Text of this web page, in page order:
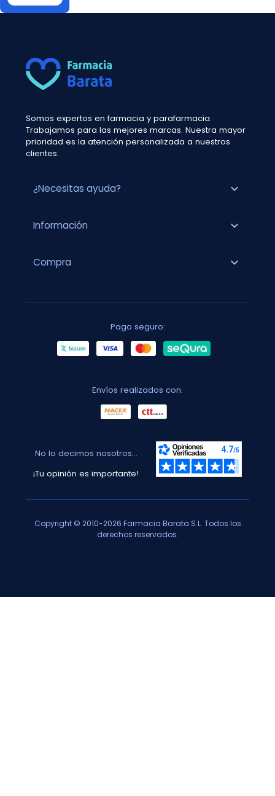
Somos expertos en farmacia y parafarmacia.
Trabajamos para las mejores marcas. Nuestra mayor
prioridad es la atención personalizada a nuestros
clientes.
¿Necesitas ayuda? expand_more
Información expand_more
Compra expand_more
Pago seguro:
Envíos realizados con:
No lo decimos nosotros...
¡Tu opinión es importante!
Copyright © 2010-2026 Farmacia Barata S.L. Todos los
derechos reservados.